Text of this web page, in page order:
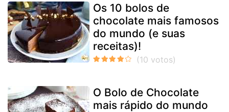
Os 10 bolos de
chocolate mais famosos
do mundo (e suas
receitas)!
O Bolo de Chocolate
mais rápido do mundo